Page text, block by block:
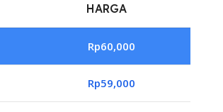
HARGA
Rp60,000
Rp59,000